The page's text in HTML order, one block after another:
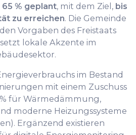
% geplant, mit dem Ziel, bis
zu erreichen. Die Gemeinde
Vorgaben des Freistaats
lokale Akzente im
im Bestand
mit einem Zuschuss
für Wärmedämmung,
moderne Heizungssysteme
Ergänzend existieren